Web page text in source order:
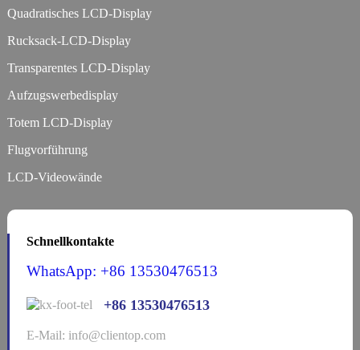
Quadratisches LCD-Display
Rucksack-LCD-Display
Transparentes LCD-Display
Aufzugswerbedisplay
Totem LCD-Display
Flugvorführung
LCD-Videowände
Schnellkontakte
WhatsApp: +86 13530476513
+86 13530476513
E-Mail: info@clientop.com